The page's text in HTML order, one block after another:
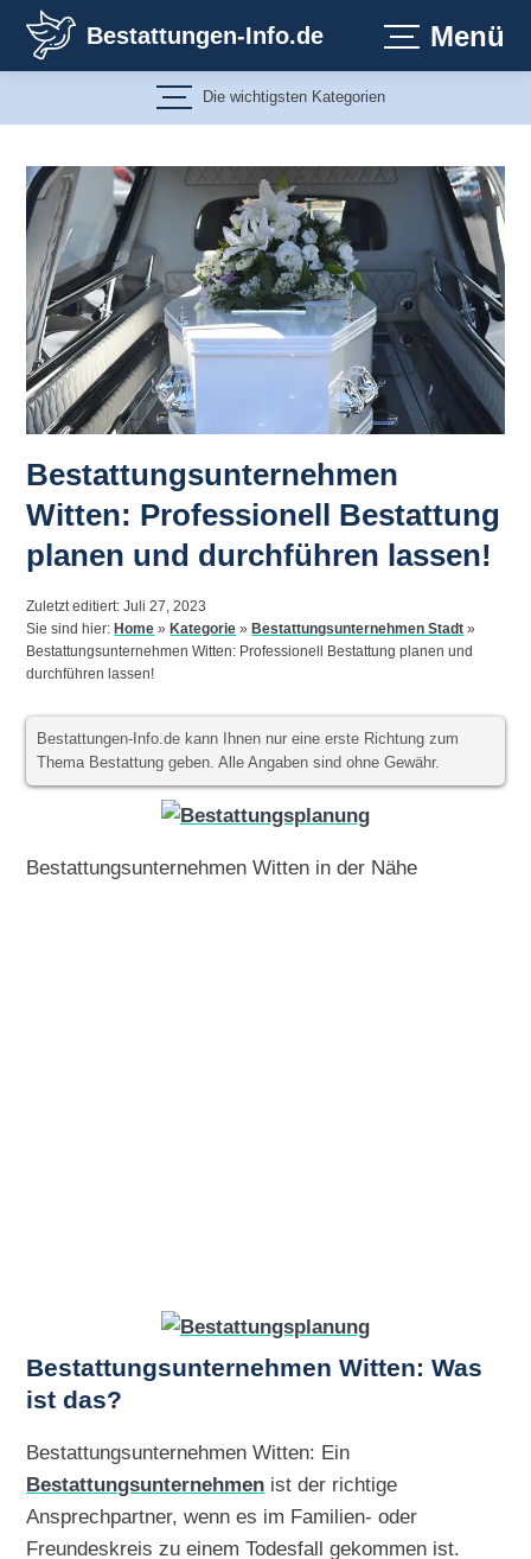
Inhalt
springen
Bestattungen-Info.de Menü
Die wichtigsten Kategorien
Bestattungsunternehmen
Witten: Professionell Bestattung
planen und durchführen lassen!
Zuletzt editiert: Juli 27, 2023
Sie sind hier: Home » Kategorie » Bestattungsunternehmen Stadt »
Bestattungsunternehmen Witten: Professionell Bestattung planen und
durchführen lassen!
Bestattungen-Info.de kann Ihnen nur eine erste Richtung zum
Thema Bestattung geben. Alle Angaben sind ohne Gewähr.
Bestattungsunternehmen Witten in der Nähe
Bestattungsunternehmen Witten: Was
ist das?
Bestattungsunternehmen Witten: Ein
Bestattungsunternehmen ist der richtige
Ansprechpartner, wenn es im Familien- oder
Freundeskreis zu einem Todesfall gekommen ist.